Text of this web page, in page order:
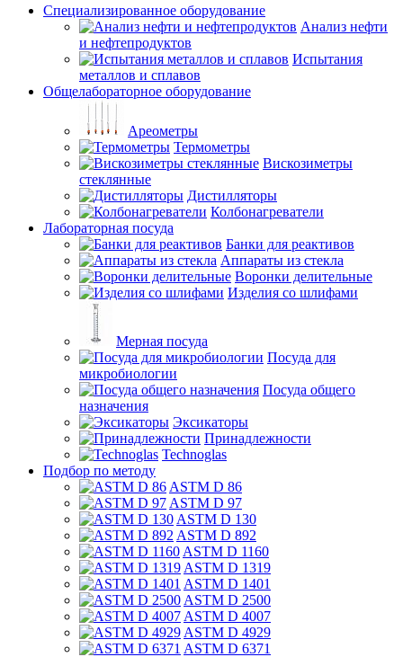
Специализированное оборудование
Анализ нефти
и нефтепродуктов
Испытания
металлов и сплавов
Общелабораторное оборудование
Ареометры
Термометры
Вискозиметры
стеклянные
Дистилляторы
Колбонагреватели
Лабораторная посуда
Банки для реактивов
Аппараты из стекла
Воронки делительные
Изделия со шлифами
Мерная посуда
Посуда для
микробиологии
Посуда общего
назначения
Эксикаторы
Принадлежности
Technoglas
Подбор по методу
ASTM D 86
ASTM D 97
ASTM D 130
ASTM D 892
ASTM D 1160
ASTM D 1319
ASTM D 1401
ASTM D 2500
ASTM D 4007
ASTM D 4929
ASTM D 6371